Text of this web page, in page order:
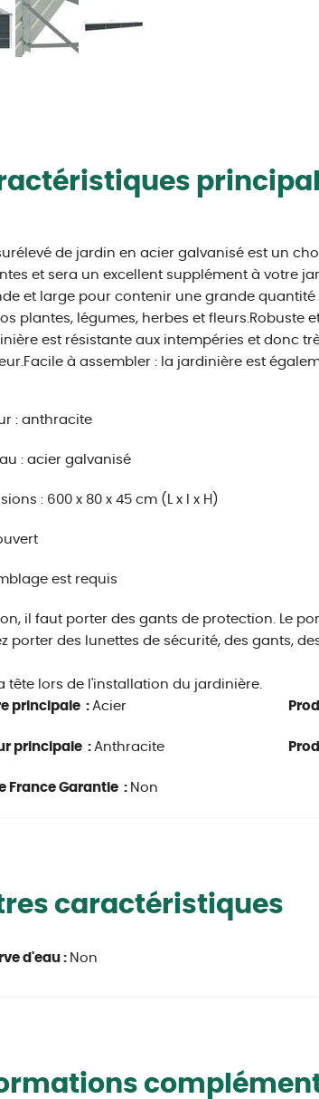
de jardin en acier galvanisé est un
et sera un excellent supplément à votre
et large pour contenir une grande
plantes, légumes, herbes et fleurs.Robuste
est résistante aux intempéries et donc
à assembler : la jardinière est
: anthracite
: acier galvanisé
: 600 x 80 x 45 cm (L x l x H)
est requis
il faut porter des gants de protection. Le
porter des lunettes de sécurité, des gants,
tête lors de l'installation du jardinière.
principale :Acier
principale : Anthracite
France Garantie : Non
caractéristiques
d'eau : Non